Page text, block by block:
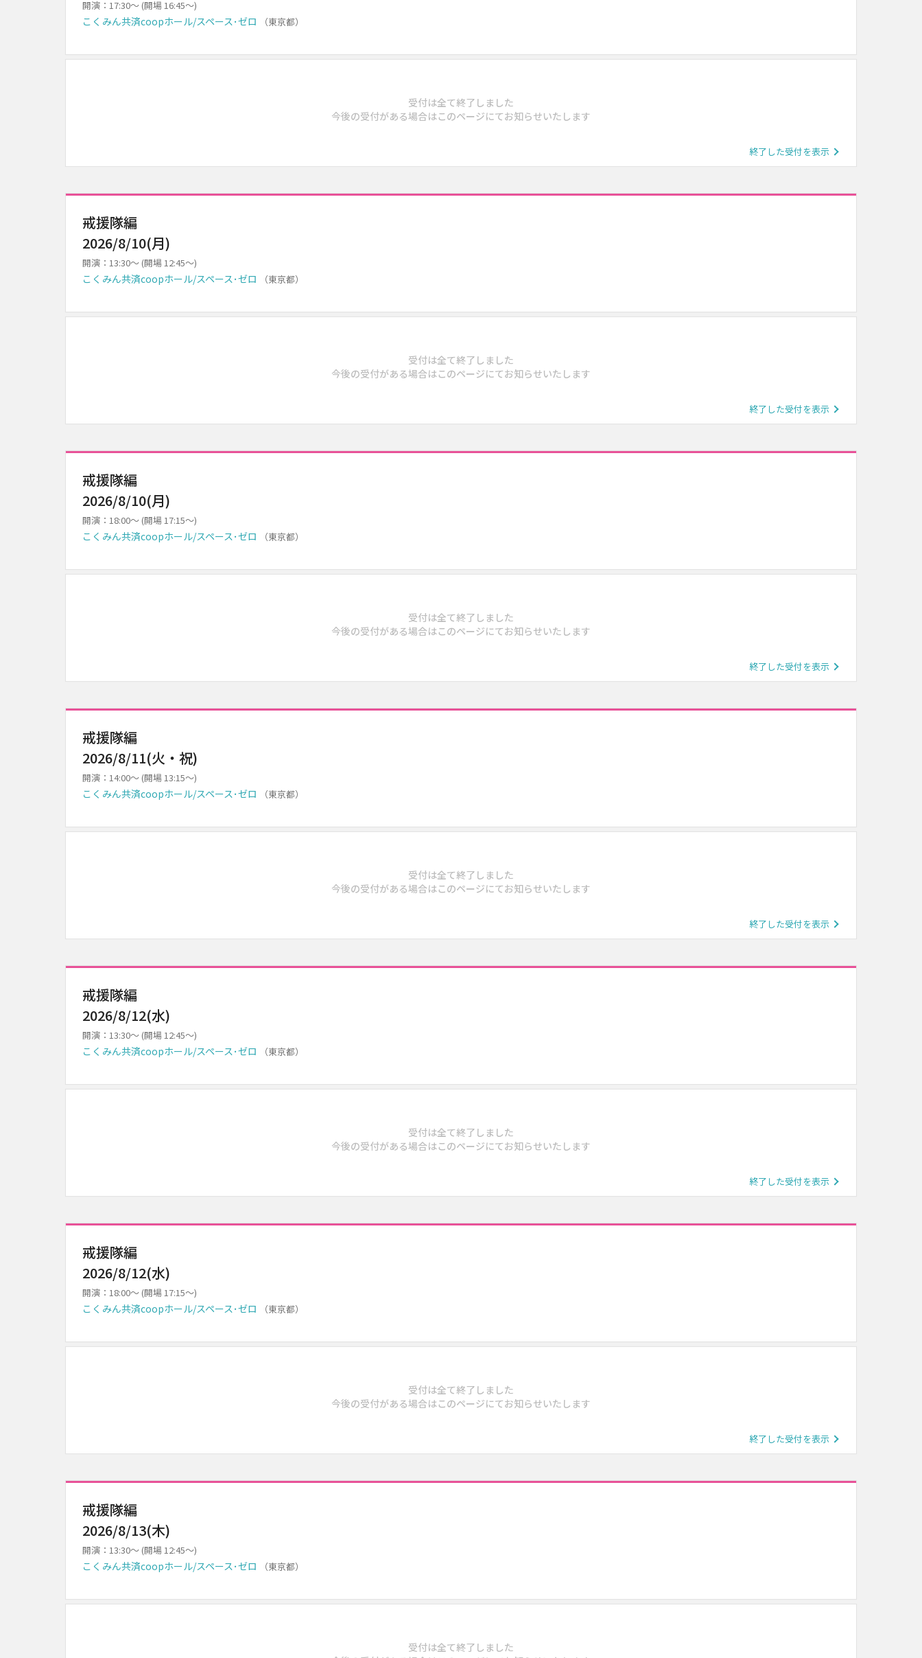
開演：17:30～ (開場 16:45～)
こくみん共済coopホール/スペース･ゼロ （東京都）
受付は全て終了しました
今後の受付がある場合はこのページにてお知らせいたします
終了した受付を表示
戒援隊編
2026/8/10(月)
開演：13:30～ (開場 12:45～)
こくみん共済coopホール/スペース･ゼロ （東京都）
受付は全て終了しました
今後の受付がある場合はこのページにてお知らせいたします
終了した受付を表示
戒援隊編
2026/8/10(月)
開演：18:00～ (開場 17:15～)
こくみん共済coopホール/スペース･ゼロ （東京都）
受付は全て終了しました
今後の受付がある場合はこのページにてお知らせいたします
終了した受付を表示
戒援隊編
2026/8/11(火・祝)
開演：14:00～ (開場 13:15～)
こくみん共済coopホール/スペース･ゼロ （東京都）
受付は全て終了しました
今後の受付がある場合はこのページにてお知らせいたします
終了した受付を表示
戒援隊編
2026/8/12(水)
開演：13:30～ (開場 12:45～)
こくみん共済coopホール/スペース･ゼロ （東京都）
受付は全て終了しました
今後の受付がある場合はこのページにてお知らせいたします
終了した受付を表示
戒援隊編
2026/8/12(水)
開演：18:00～ (開場 17:15～)
こくみん共済coopホール/スペース･ゼロ （東京都）
受付は全て終了しました
今後の受付がある場合はこのページにてお知らせいたします
終了した受付を表示
戒援隊編
2026/8/13(木)
開演：13:30～ (開場 12:45～)
こくみん共済coopホール/スペース･ゼロ （東京都）
受付は全て終了しました